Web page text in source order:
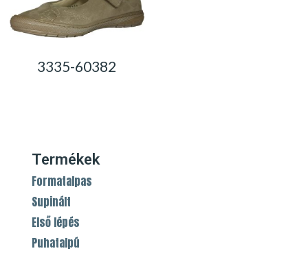
3335-60382
Termékek
Formatalpas
Supinált
Első lépés
Puhatalpú